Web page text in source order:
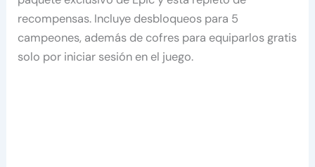
recompensas. Incluye desbloqueos para 5
campeones, además de cofres para equiparlos gratis
solo por iniciar sesión en el juego.